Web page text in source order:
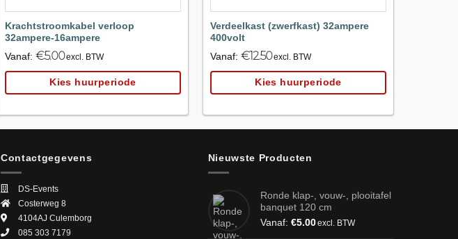
Krachtstroomkabel verloop
32ampere-16ampere
Vanaf: €5.00excl. BTW
Kies huurperiode
Verdeelkast (zwerfkast) 32ampere
400volt
Vanaf: €12.50excl. BTW
Kies huurperiode
Contactgegevens
DS-Events
Costerweg 8
4104AJ Culemborg
085 303 7179
Nieuwste Producten
Ronde klap-, vouw-, plooitafel
banquet 120 cm
Vanaf: €5.00excl. BTW